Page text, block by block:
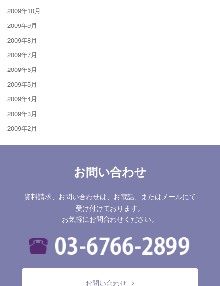
2009年10月
2009年9月
2009年8月
2009年7月
2009年6月
2009年5月
2009年4月
2009年3月
2009年2月
お問い合わせ
資料請求、お問い合わせは、お電話、またはメールにて
受け付けております。
お気軽にお問合わせください。
お問い合わせ